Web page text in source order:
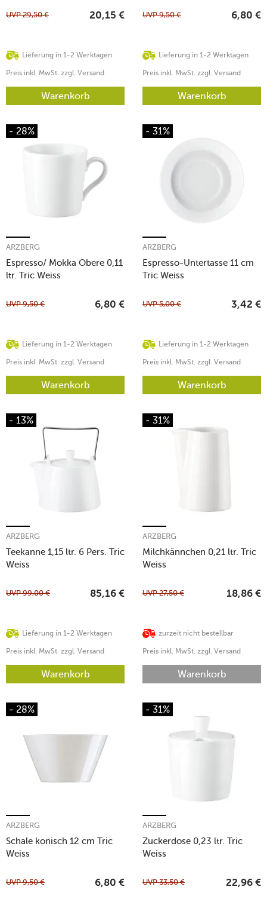
Lieferung in 1-2 Werktagen
UVP29,50 € 20,15 €
Preis inkl. MwSt. zzgl. Versand
Warenkorb
Lieferung in 1-2 Werktagen
UVP9,50 € 6,80 €
Preis inkl. MwSt. zzgl. Versand
Warenkorb
- 28%
Espresso/ Mokka Obere 0,11
ltr. Tric Weiss
ARZBERG
Lieferung in 1-2 Werktagen
UVP9,50 € 6,80 €
Preis inkl. MwSt. zzgl. Versand
Warenkorb
- 31%
Espresso-Untertasse 11 cm
Tric Weiss
ARZBERG
Lieferung in 1-2 Werktagen
UVP5,00 € 3,42 €
Preis inkl. MwSt. zzgl. Versand
Warenkorb
- 13%
Teekanne 1,15 ltr. 6 Pers. Tric
Weiss
ARZBERG
Lieferung in 1-2 Werktagen
UVP99,00 € 85,16 €
Preis inkl. MwSt. zzgl. Versand
Warenkorb
- 31%
Milchkännchen 0,21 ltr. Tric
Weiss
ARZBERG
zurzeit nicht bestellbar
UVP27,50 € 18,86 €
Preis inkl. MwSt. zzgl. Versand
Warenkorb
- 28%
Schale konisch 12 cm Tric
Weiss
ARZBERG
UVP9,50 € 6,80 €
- 31%
Zuckerdose 0,23 ltr. Tric
Weiss
ARZBERG
UVP33,50 € 22,96 €